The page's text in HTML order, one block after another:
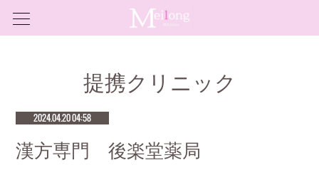
提携クリニック
2024.04.20 04:58
漢方専門 後楽堂薬局